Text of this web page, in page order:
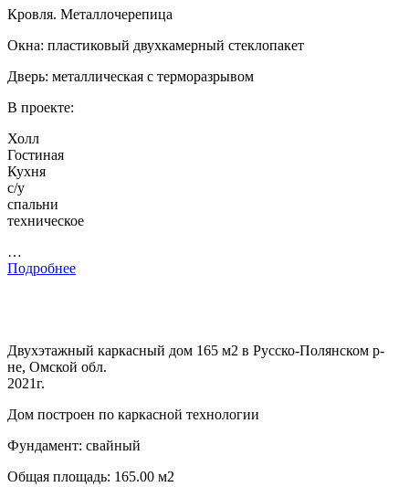
Кровля. Металлочерепица
Окна: пластиковый двухкамерный стеклопакет
Дверь: металлическая с терморазрывом
В проекте:
Холл
Гостиная
Кухня
с/у
спальни
техническое
…
Подробнее
Двухэтажный каркасный дом 165 м2 в Русско-Полянском р-
не, Омской обл.
2021г.
Дом построен по каркасной технологии
Фундамент: свайный
Общая площадь: 165.00 м2